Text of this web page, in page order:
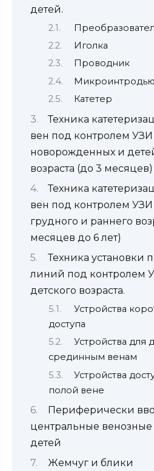
детей.
Иголка
Проводник
Катетер
Техника
вен под контролем УЗИ
новорожденных и
возраста (до 3 месяцев)
Техника
вен под контролем УЗИ
грудного и раннего
месяцев до 6 лет)
Техника установки
линий под контролем
детского возраста.
Устройства
доступа
Устройства для
срединным венам
Устройства
полой вене
Периферически
центральные венозные
детей
Жемчуг и блики